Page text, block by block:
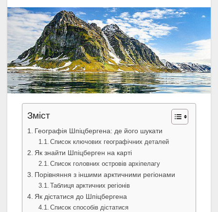
Зміст
Географія Шпіцбергена: де його шукати
Список ключових географічних деталей
Як знайти Шпіцберген на карті
Список головних островів архіпелагу
Порівняння з іншими арктичними регіонами
Таблиця арктичних регіонів
Як дістатися до Шпіцбергена
Список способів дістатися